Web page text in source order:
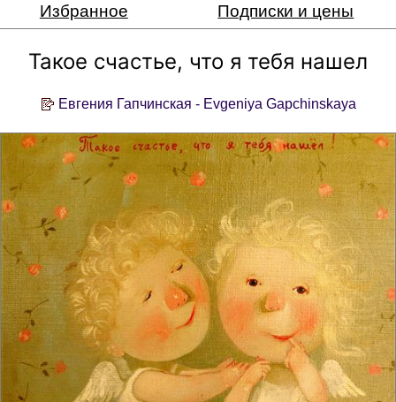
Избранное
Подписки и цены
Такое счастье, что я тебя нашел
Евгения Гапчинская - Evgeniya Gapchinskaya